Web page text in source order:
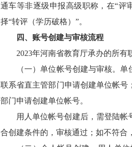
通车等非逐级申报高级职称，在“评
择“转评（学历破格）”。
四、账号创建与审核流程
2023年河南省教育厅承办的所有
（一）单位帐号创建与审核。单
联系省直主管部门申请创建单位帐
部门申请创建单位帐号。
用人单位帐号创建后，需登陆
合创建条件的，审核通过；如不符合